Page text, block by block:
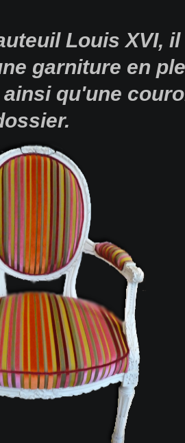
Louis XVI,
garniture en
qu'une